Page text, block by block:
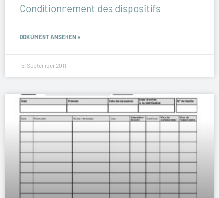
Conditionnement des dispositifs
DOKUMENT ANSEHEN »
15. September 2011